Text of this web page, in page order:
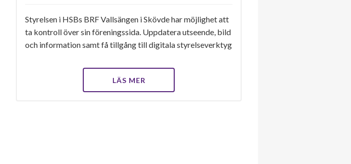
Styrelsen i HSBs BRF Vallsängen i Skövde har möjlighet att
ta kontroll över sin föreningssida. Uppdatera utseende, bild
och information samt få tillgång till digitala styrelseverktyg
LÄS MER